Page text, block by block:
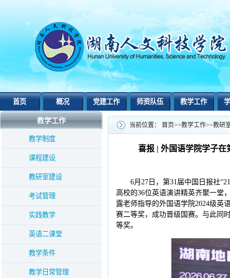
首页 概况 党建工作 师资队伍 教学工作
教学工作
教学制度
课程建设
教研室建设
考试管理
实践教学
英语二课堂
教学条件
教学日常管理
当前位置： 首页>>教学工作>>教研
喜报 | 外国语学院学子在
6月27日，第31届中国日报社
高校的36位英语演讲精英齐聚一堂，
露老师指导的外国语学院2024级英
赛二等奖，成功晋级国赛。与此同
等奖。